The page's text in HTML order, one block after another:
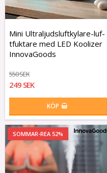
Mini U­l­t­r­a­l­j­u­d­s­l­u­f­t­k­y­l­a­r­e­-­l­u­f­
t­f­u­k­t­a­r­e med LED Koolizer
InnovaGoods
550 SEK
249 SEK
KÖP
SOMMAR-REA 52%